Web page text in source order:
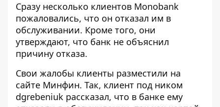
Сразу несколько клиентов Monobank
пожаловались, что он отказал им в
обслуживании. Кроме того, они
утверждают, что банк не объяснил
причину отказа.
Свои жалобы клиенты разместили на
сайте Минфин. Так, клиент под ником
dgrebeniuk рассказал, что в банке ему